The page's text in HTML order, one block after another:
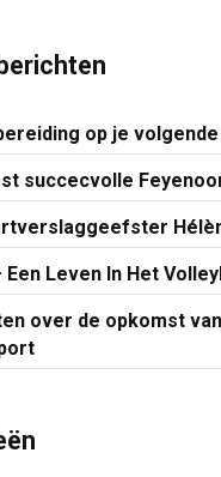
op je
succecvolle
Een Leven In Het
over de opkomst